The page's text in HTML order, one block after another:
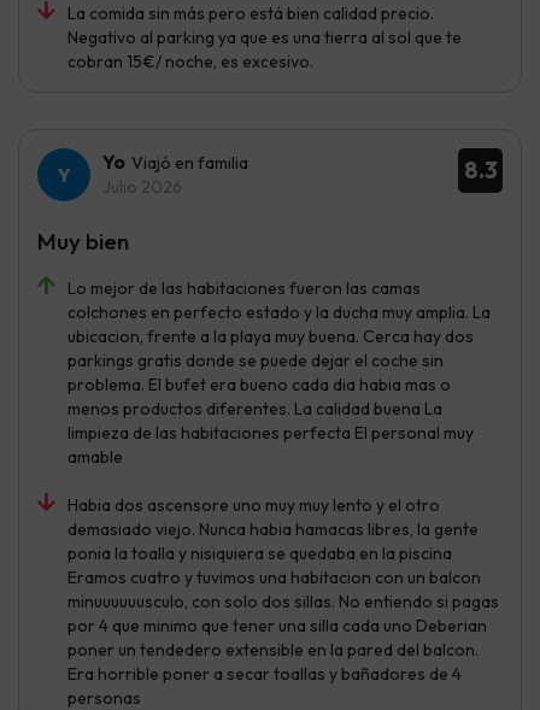
La comida sin más pero está bien calidad precio.
Negativo al parking ya que es una tierra al sol que te
cobran 15€/ noche, es excesivo.
8.3
Yo Viajó en familia
Julio 2026
Lo mejor de las habitaciones fueron las camas
colchones en perfecto estado y la ducha muy amplia. La
ubicacion, frente a la playa muy buena. Cerca hay dos
parkings gratis donde se puede dejar el coche sin
problema. El bufet era bueno cada dia habia mas o
menos productos diferentes. La calidad buena La
limpieza de las habitaciones perfecta El personal muy
amable
Habia dos ascensore uno muy muy lento y el otro
demasiado viejo. Nunca habia hamacas libres, la gente
ponia la toalla y nisiquiera se quedaba en la piscina
Eramos cuatro y tuvimos una habitacion con un balcon
minuuuuuusculo, con solo dos sillas. No entiendo si pagas
por 4 que minimo que tener una silla cada uno Deberian
poner un tendedero extensible en la pared del balcon.
Era horrible poner a secar toallas y bañadores de 4
personas
Muy bien